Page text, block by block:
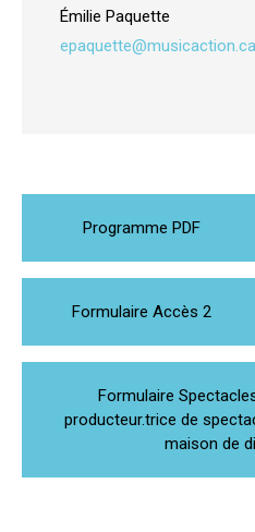
Émilie Paquette
epaquette@musicaction.ca
Programme PDF
Formulaire Accès 2
Formulaire
producteur.trice de
maison de